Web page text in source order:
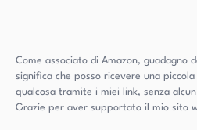
Come associato di Amazon, guadagno
significa che posso ricevere una
qualcosa tramite i miei link, senza
Grazie per aver supportato il mio sito